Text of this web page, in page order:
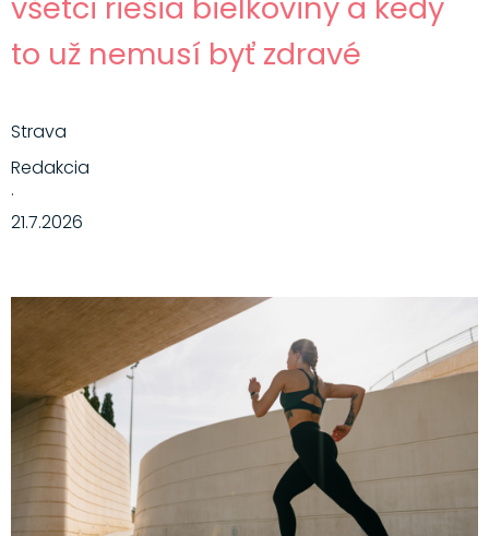
to už nemusí byť zdravé
Strava
Redakcia
·
21.7.2026